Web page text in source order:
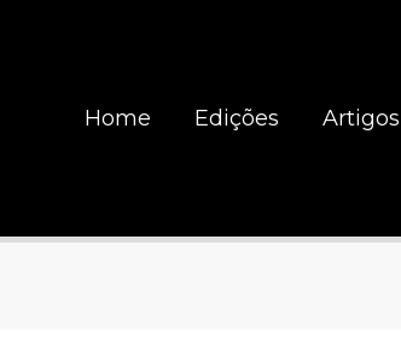
Home Edições Artigos